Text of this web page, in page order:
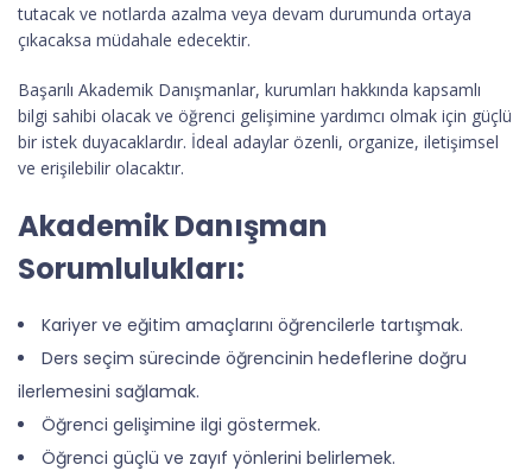
tutacak ve notlarda azalma veya devam durumunda ortaya
çıkacaksa müdahale edecektir.
Başarılı Akademik Danışmanlar, kurumları hakkında kapsamlı
bilgi sahibi olacak ve öğrenci gelişimine yardımcı olmak için güçlü
bir istek duyacaklardır. İdeal adaylar özenli, organize, iletişimsel
ve erişilebilir olacaktır.
Akademik Danışman
Sorumlulukları:
Kariyer ve eğitim amaçlarını öğrencilerle tartışmak.
Ders seçim sürecinde öğrencinin hedeflerine doğru
ilerlemesini sağlamak.
Öğrenci gelişimine ilgi göstermek.
Öğrenci güçlü ve zayıf yönlerini belirlemek.